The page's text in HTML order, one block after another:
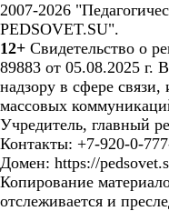
2007-2026
PEDSOVET.SU".
12+ Свидетельство о
89883 от 05.08.2025 г.
надзору в сфере
массовых
Учредитель, главный
Контакты: +7-920-0-
Домен: https://
Копирование
отслеживается и